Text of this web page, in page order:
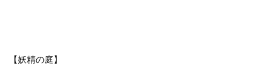
【妖精の庭】